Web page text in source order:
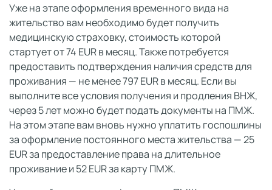
Уже на этапе оформления временного вида на
жительство вам необходимо будет получить
медицинскую страховку, стоимость которой
стартует от 74 EUR в месяц. Также потребуется
предоставить подтверждения наличия средств для
проживания — не менее 797 EUR в месяц. Если вы
выполните все условия получения и продления ВНЖ,
через 5 лет можно будет подать документы на ПМЖ.
На этом этапе вам вновь нужно уплатить госпошлины
за оформление постоянного места жительства — 25
EUR за предоставление права на длительное
проживание и 52 EUR за карту ПМЖ.